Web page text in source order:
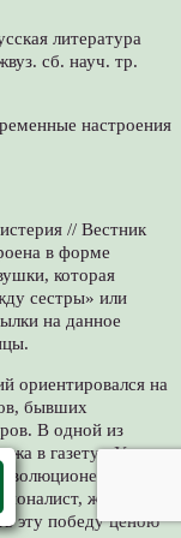
литература
сб. науч. тр.
настроения
// Вестник
в форме
которая
сестры» или
на данное
ориентировался на
бывших
В одной из
в газету «Утро
не
жаждет
эту победу ценою